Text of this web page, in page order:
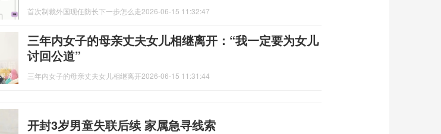
首次制裁外国现任防长下一步怎么走2026-06-15 11:32:47
三年内女子的母亲丈夫女儿相继离开：“我一定要为女儿
讨回公道”
三年内女子的母亲丈夫女儿相继离开2026-06-15 11:31:44
开封3岁男童失联后续 家属急寻线索